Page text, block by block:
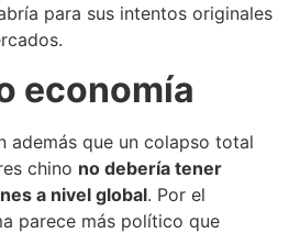
para sus intentos originales
economía
además que un colapso total
chino no debería tener
a nivel global. Por el
parece más político que